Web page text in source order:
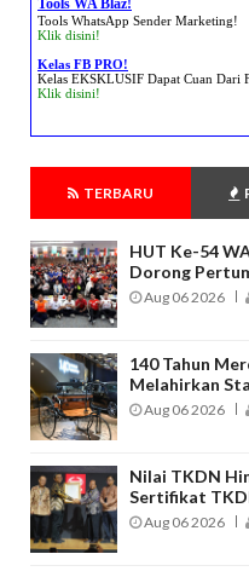
Tools WA Blaz!
Tools WhatsApp Sender Marketing!
Klik disini!
Kelas FB PRO!
Kelas EKSKLUSIF Dapat Cuan Dari
Klik disini!
TERBARU
HUT Ke-54
Dorong
Aug 06 2026
140 Tahun
Melahirkan
Aug 06 2026
Nilai TKDN
Sertifikat
Aug 06 2026